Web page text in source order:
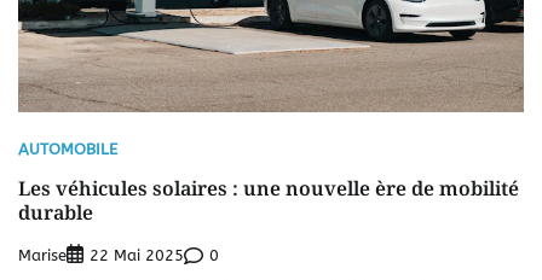
AUTOMOBILE
Les véhicules solaires : une nouvelle ère de mobilité
durable
Marise 22 Mai 2025 0